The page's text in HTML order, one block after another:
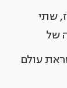
שתי
של
עולם